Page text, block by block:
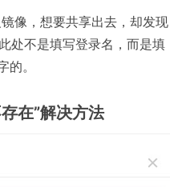
像，想要共享出去，却发现
处不是填写登录名，而是填
。
在”解决方法